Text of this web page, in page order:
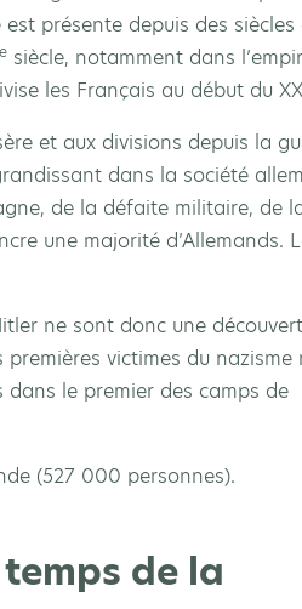
présente depuis des siècles
e siècle, notamment dans
les Français au début du
et aux divisions depuis la
dans la société
de la défaite militaire, de
une majorité d’Allemands.
ne sont donc une
premières victimes du
le premier des camps de
(527 000 personnes).
de la